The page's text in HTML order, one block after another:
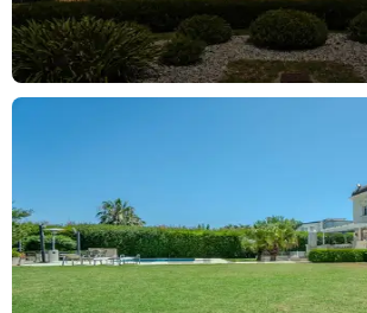
Código Civil y Comercial de la Nación y
asesores o agentes NO ejercen el corretaje
las operaciones inmobiliarias son objeto de
conclusión por parte del martillero y corredor
Ley 5115: EXCEPTO que en la descripción de
indique lo contrario, el edificio puede no
personas con movilidad reducida, y no ser
personas con discapacidades físicas.
Venta sujeta a la obtención del COTI por
Las medidas son aproximadas, las reales
de mensura.